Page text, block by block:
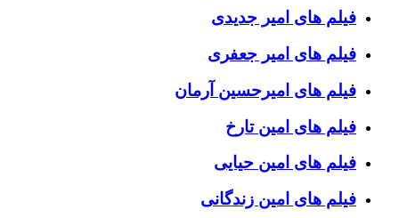
فیلم های امیر جدیدی
فیلم های امیر جعفری
فیلم های امیرحسین آرمان
فیلم های امین تارخ
فیلم های امین حیایی
فیلم های امین زندگانی